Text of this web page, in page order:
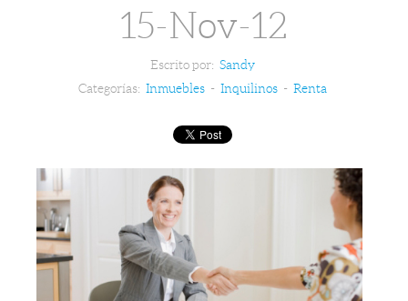
15-Nov-12
Escrito por: Sandy
Categorías: Inmuebles - Inquilinos - Renta